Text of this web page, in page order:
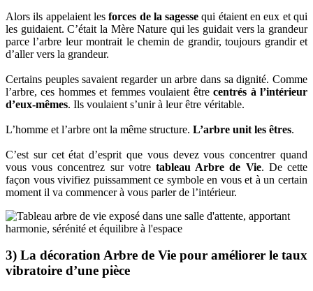
Alors ils appelaient lesforces de la sagesse qui étaient en eux et qui
les guidaient. C’était la Mère Nature qui les guidait vers la grandeur
parce l’arbre leur montrait le chemin de grandir, toujours grandir et
d’aller vers la grandeur.
Certains peuples savaient regarder un arbre dans sa dignité. Comme
l’arbre, ces hommes et femmes voulaient êtrecentrés à l’intérieur
d’eux-mêmes. Ils voulaient s’unir à leur être véritable.
L’homme et l’arbre ont la même structure. L’arbre unit les êtres.
C’est sur cet état d’esprit que vous devez vous concentrer quand
vous vous concentrez sur votre tableau Arbre de Vie. De cette
façon vous vivifiez puissamment ce symbole en vous et à un certain
moment il va commencer à vous parler de l’intérieur.
3) La décoration Arbre de Vie pour améliorer le taux
vibratoire d’une pièce